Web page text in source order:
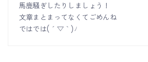
馬鹿騒ぎしたりしましょう！
文章まとまってなくてごめんね
ではでは( ´ ▽ ` )ﾉ